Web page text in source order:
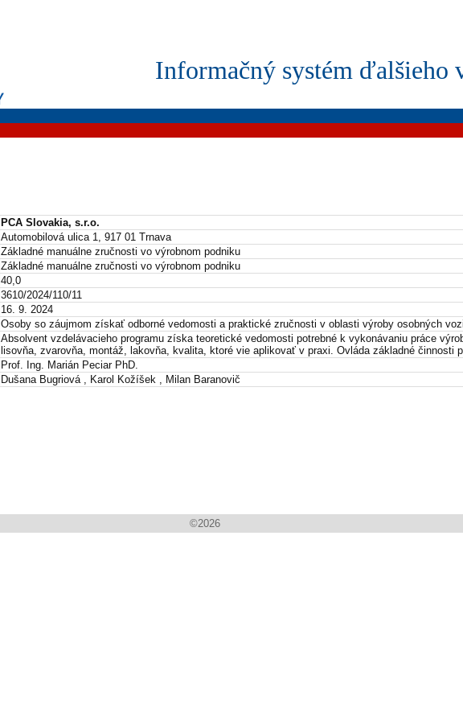
Informačný systém ďalšieho
PCA Slovakia, s.r.o.
Automobilová ulica 1, 917 01 Trnava
Základné manuálne zručnosti vo výrobnom podniku
Základné manuálne zručnosti vo výrobnom podniku
40,0
3610/2024/110/11
16. 9. 2024
Osoby so záujmom získať odborné vedomosti a praktické zručnosti v oblasti výroby osobných
Absolvent vzdelávacieho programu získa teoretické vedomosti potrebné k vykonávaniu práce
lisovňa, zvarovňa, montáž, lakovňa, kvalita, ktoré vie aplikovať v praxi. Ovláda základné činnosti
Prof. Ing. Marián Peciar PhD.
Dušana Bugriová , Karol Kožíšek , Milan Baranovič
©2026